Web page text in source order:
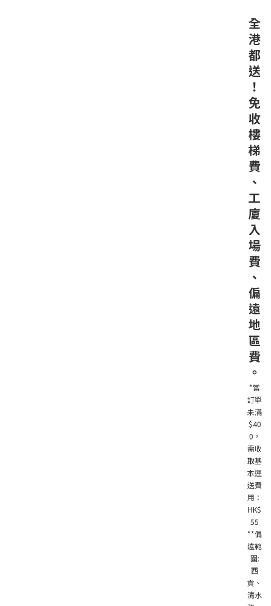
全
港
都
送
！
免
收
樓
梯
費
、
工
廈
入
場
費
、
偏
遠
地
區
費
。
*當
訂單
未滿
$40
0，
需收
取基
本運
送費
用：
HK$
55
**偏
遠範
圍:
西
貢、
清水